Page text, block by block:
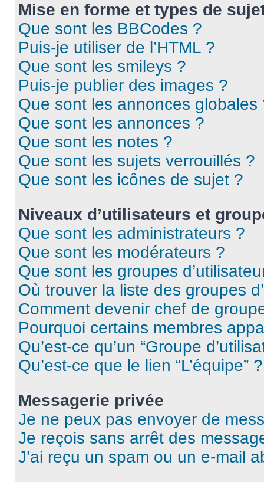
Mise en forme et types de
Que sont les BBCodes ?
Puis-je utiliser de l’HTML ?
Que sont les smileys ?
Puis-je publier des images ?
Que sont les annonces globales
Que sont les annonces ?
Que sont les notes ?
Que sont les sujets verrouillés ?
Que sont les icônes de sujet ?
Niveaux d’utilisateurs et
Que sont les administrateurs ?
Que sont les modérateurs ?
Que sont les groupes
Où trouver la liste des groupes
Comment devenir chef de
Pourquoi certains membres
Qu’est-ce qu’un “Groupe
Qu’est-ce que le lien “L’équipe” ?
Messagerie privée
Je ne peux pas envoyer de
Je reçois sans arrêt des
J’ai reçu un spam ou un e-mail